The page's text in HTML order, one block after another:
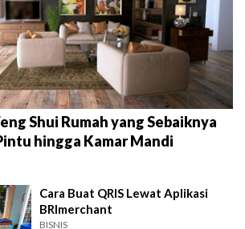
Shui Rumah yang Sebaiknya
hingga Kamar Mandi
Cara Buat QRIS Lewat Aplikasi
BRImerchant
BISNIS